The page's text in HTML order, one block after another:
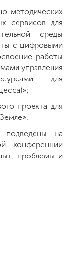
сервисов для
среды
с цифровыми
работы
управления
для
проекта для
подведены на
конференции
проблемы и